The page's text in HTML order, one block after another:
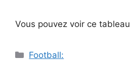
Vous pouvez voir ce tableau
Catégories
Football: